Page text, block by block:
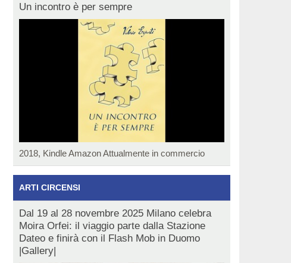
Un incontro è per sempre
2018, Kindle Amazon Attualmente in commercio
ARTI CIRCENSI
Dal 19 al 28 novembre 2025 Milano celebra
Moira Orfei: il viaggio parte dalla Stazione
Dateo e finirà con il Flash Mob in Duomo
|Gallery|